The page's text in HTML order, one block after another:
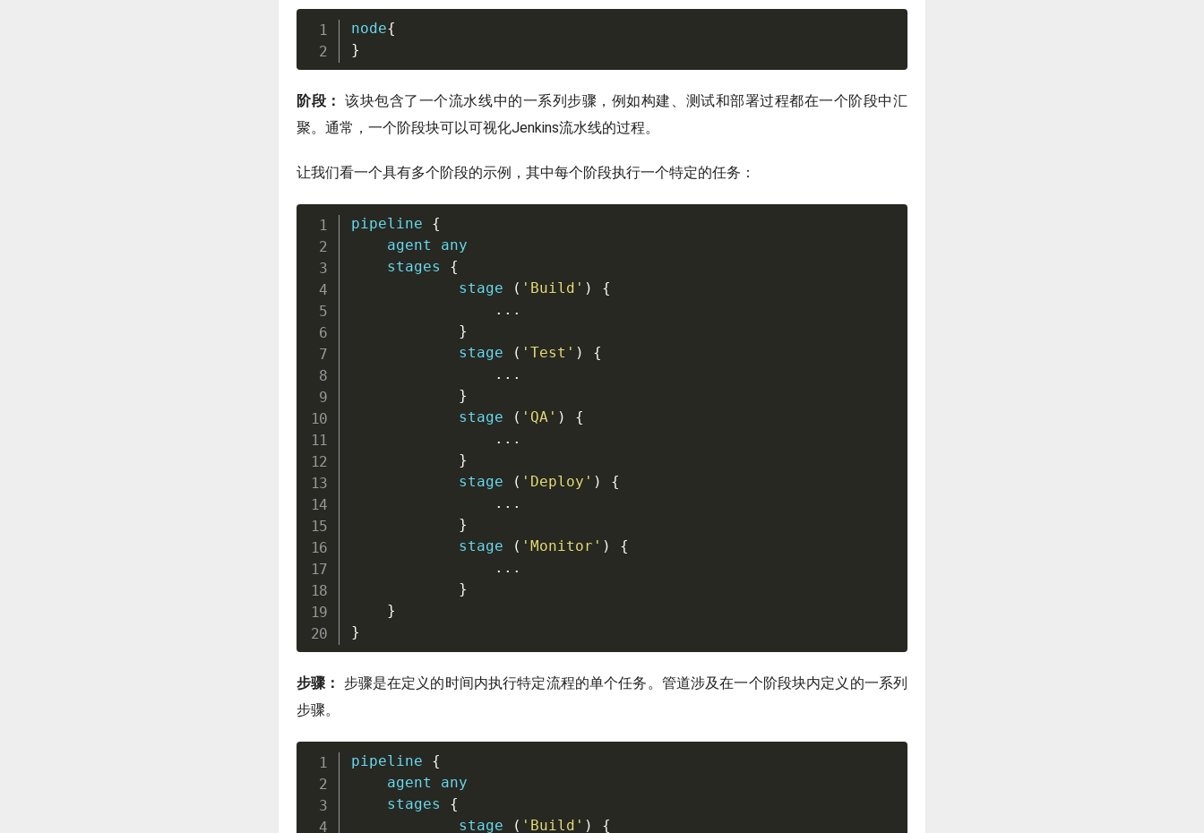
node{
}
阶段： 该块包含了一个流水线中的一系列步骤，例如构建、测试和部署过程都在一个阶段中汇
聚。通常，一个阶段块可以可视化Jenkins流水线的过程。
让我们看一个具有多个阶段的示例，其中每个阶段执行一个特定的任务：
pipeline {
    agent any
    stages
{
            stage
( 'Build' )
{
.. .
}
            stage
( 'Test' )
{
.. .
}
            stage
( 'QA' )
{
.. .
}
            stage
( 'Deploy' )
{
.. .
}
            stage
( 'Monitor' )
{
.. .
}
}
}
步骤：
步骤是在定义的时间内执行特定流程的单个任务。管道涉及在一个阶段块内定义的一系列
步骤。
pipeline {
    agent any
    stages
{
            stage
( 'Build' ) {